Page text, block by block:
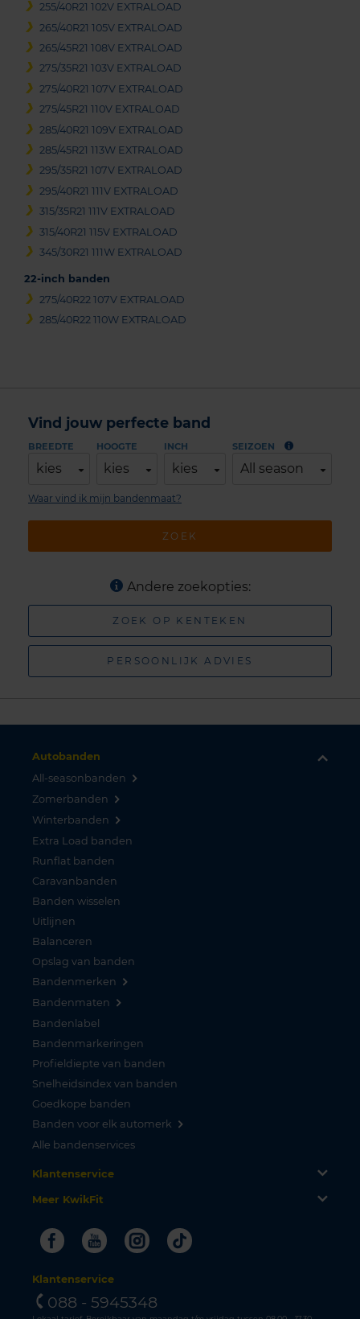
255/40R21 102V EXTRALOAD
265/40R21 105V EXTRALOAD
265/45R21 108V EXTRALOAD
275/35R21 103V EXTRALOAD
275/40R21 107V EXTRALOAD
275/45R21 110V EXTRALOAD
285/40R21 109V EXTRALOAD
285/45R21 113W EXTRALOAD
295/35R21 107V EXTRALOAD
295/40R21 111V EXTRALOAD
315/35R21 111V EXTRALOAD
315/40R21 115V EXTRALOAD
345/30R21 111W EXTRALOAD
22-inch banden
275/40R22 107V EXTRALOAD
285/40R22 110W EXTRALOAD
Vind jouw perfecte band
BREEDTE
kies
HOOGTE
kies
INCH
kies
SEIZOEN
All season
ZOEK
Waar vind ik mijn bandenmaat?
Andere zoekopties:
ZOEK OP KENTEKEN
PERSOONLIJK ADVIES
Autobanden
All-seasonbanden
Zomerbanden
Winterbanden
Extra Load banden
Runflat banden
Caravanbanden
Banden wisselen
Uitlijnen
Balanceren
Opslag van banden
Bandenmerken
Bandenmaten
Bandenlabel
Bandenmarkeringen
Profieldiepte van banden
Snelheidsindex van banden
Goedkope banden
Banden voor elk automerk
Alle bandenservices
Klantenservice
Meer KwikFit
FacebookYoutubeInstagram
Tiktok
Klantenservice
088 - 5945348